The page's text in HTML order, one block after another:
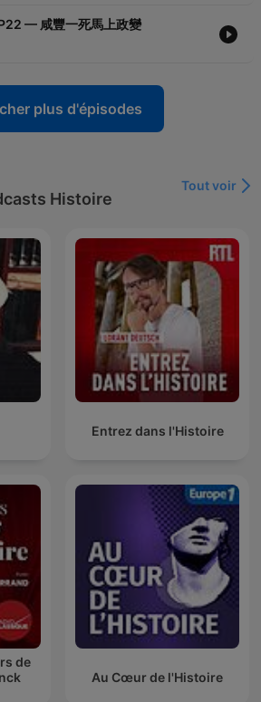
— 咸豐一死馬上政變
plus d'épisodes
Histoire
Tout voir
Entrez dans l'Histoire
de
Au Cœur de l'Histoire